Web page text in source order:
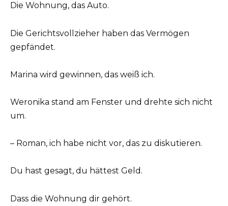
Die Wohnung, das Auto.
Die Gerichtsvollzieher haben das Vermögen
gepfändet.
Marina wird gewinnen, das weiß ich.
Weronika stand am Fenster und drehte sich nicht
um.
– Roman, ich habe nicht vor, das zu diskutieren.
Du hast gesagt, du hättest Geld.
Dass die Wohnung dir gehört.